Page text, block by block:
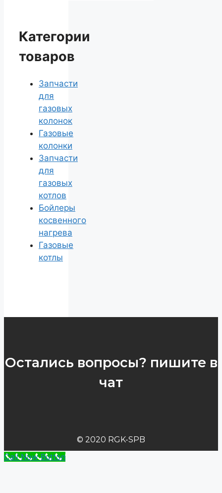
Категории
товаров
Запчасти
для
газовых
колонок
Газовые
колонки
Запчасти
для
газовых
котлов
Бойлеры
косвенного
нагрева
Газовые
котлы
Остались вопросы? пишите в
чат
© 2020 RGK-SPB
Call Now Button